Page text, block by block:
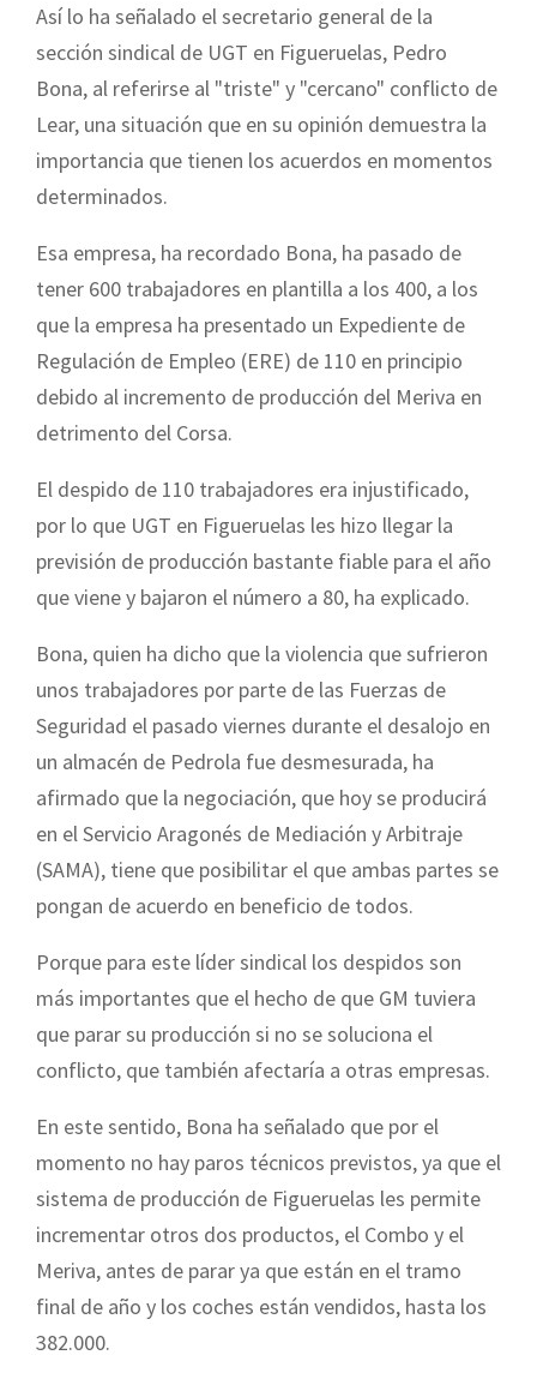
Así lo ha señalado el secretario general de la
sección sindical de UGT en Figueruelas, Pedro
Bona, al referirse al "triste" y "cercano" conflicto de
Lear, una situación que en su opinión demuestra la
importancia que tienen los acuerdos en momentos
determinados.
Esa empresa, ha recordado Bona, ha pasado de
tener 600 trabajadores en plantilla a los 400, a los
que la empresa ha presentado un Expediente de
Regulación de Empleo (ERE) de 110 en principio
debido al incremento de producción del Meriva en
detrimento del Corsa.
El despido de 110 trabajadores era injustificado,
por lo que UGT en Figueruelas les hizo llegar la
previsión de producción bastante fiable para el año
que viene y bajaron el número a 80, ha explicado.
Bona, quien ha dicho que la violencia que sufrieron
unos trabajadores por parte de las Fuerzas de
Seguridad el pasado viernes durante el desalojo en
un almacén de Pedrola fue desmesurada, ha
afirmado que la negociación, que hoy se producirá
en el Servicio Aragonés de Mediación y Arbitraje
(SAMA), tiene que posibilitar el que ambas partes se
pongan de acuerdo en beneficio de todos.
Porque para este líder sindical los despidos son
más importantes que el hecho de que GM tuviera
que parar su producción si no se soluciona el
conflicto, que también afectaría a otras empresas.
En este sentido, Bona ha señalado que por el
momento no hay paros técnicos previstos, ya que el
sistema de producción de Figueruelas les permite
incrementar otros dos productos, el Combo y el
Meriva, antes de parar ya que están en el tramo
final de año y los coches están vendidos, hasta los
382.000.